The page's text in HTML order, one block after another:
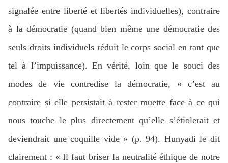
signalée entre liberté et libertés individuelles), contraire
à la démocratie (quand bien même une démocratie des
seuls droits individuels réduit le corps social en tant que
tel à l’impuissance). En vérité, loin que le souci des
modes de vie contredise la démocratie, « c’est au
contraire si elle persistait à rester muette face à ce qui
nous touche le plus directement qu’elle s’étiolerait et
deviendrait une coquille vide » (p. 94). Hunyadi le dit
clairement : « Il faut briser la neutralité éthique de notre